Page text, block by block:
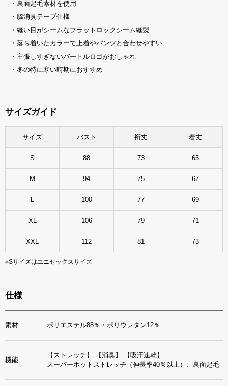
・裏面起毛素材を使用
・脇消臭テープ仕様
・縫い目がシームなフラットロックシーム縫製
・落ち着いたカラーで上着やパンツと合わせやすい
・主張しすぎないバートルロゴがおしゃれ
・冬の特に寒い時期におすすめ
サイズガイド
サイズ バスト 裄丈 着丈
S 88 73 65
M 94 75 67
100 77 69
XL 106 79 71
XXL 112 81 73
※Sサイズはユニセックスサイズ
仕様
素材 ポリエステル88％・ポリウレタン12％
機能
【ストレッチ】 【消臭】
【吸汗速乾】
スーパーホットストレッチ（伸長率40％以上）、裏面起毛